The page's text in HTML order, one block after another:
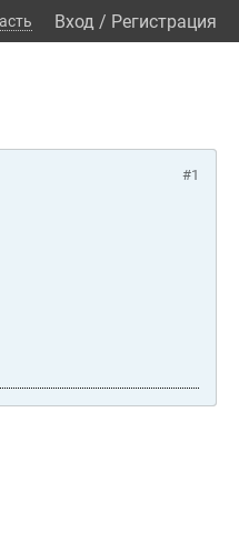
Вход / Регистрация
#1